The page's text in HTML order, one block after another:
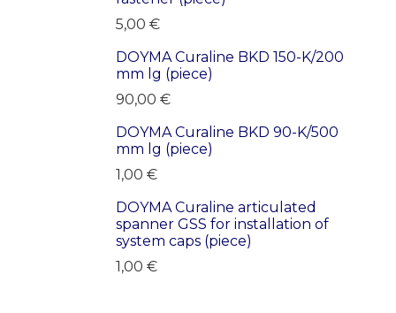
LAST PRODUCTS!5,00 €
LAST PRODUCTS!DOYMA Curaline BKD 150-K/200
mm lg (piece)
90,00 €
LAST PRODUCTS!DOYMA Curaline BKD 90-K/500
mm lg (piece)
1,00 €
LAST PRODUCTS!DOYMA Curaline articulated
spanner GSS for installation of
system caps (piece)
1,00 €